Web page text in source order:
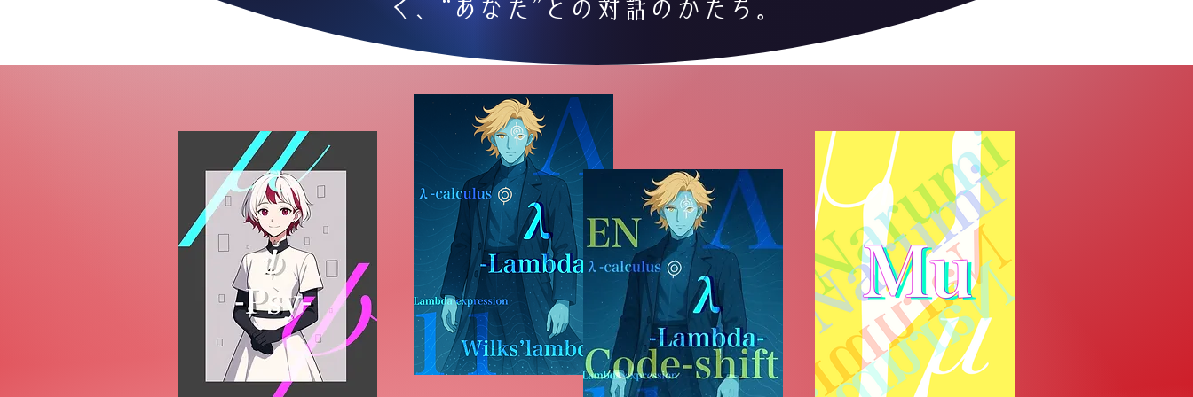
く、“あなた”との対話のかたち。